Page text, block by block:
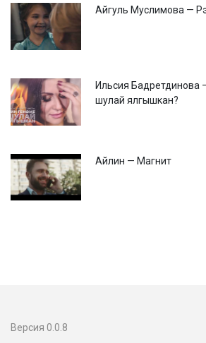
Айгуль Муслимова —
Ильсия Бадретдинова
шулай ялгышкан?
Айлин — Магнит
Версия 0.0.8